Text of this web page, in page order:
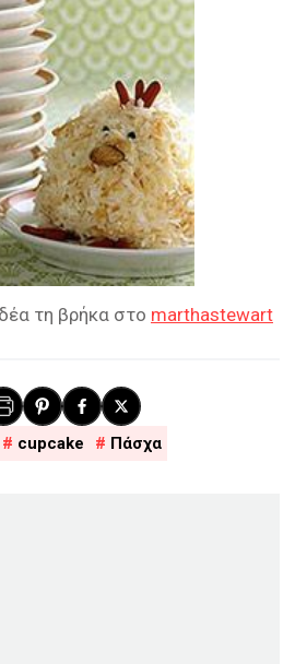
τη βρήκα στο marthastewart
cupcake Πάσχα